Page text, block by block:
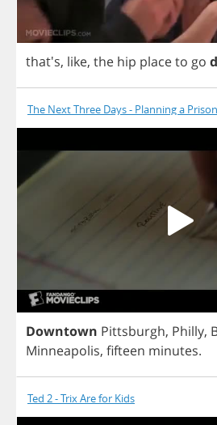
that's, like, the hip placeto go
The Next Three Days - Planning a
Downtown Pittsburgh, Philly,
Minneapolis, fifteen minutes.
Ted 2 - Trix Are for Kids